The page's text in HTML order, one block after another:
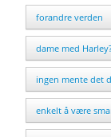
forandre verden
dame med
ingen mente det
enkelt å være